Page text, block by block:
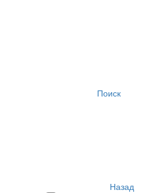
Поиск
Назад